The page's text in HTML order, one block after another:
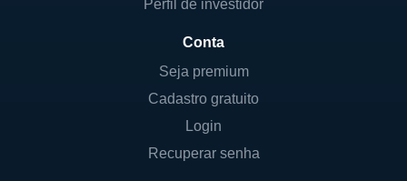
Perfil de investidor
Conta
Seja premium
Cadastro gratuito
Login
Recuperar senha